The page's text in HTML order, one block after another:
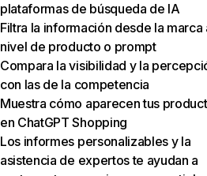
plataformas de búsqueda de IA
Filtra la información desde la marca
nivel de producto o prompt
Compara la visibilidad y la
con las de la competencia
Muestra cómo aparecen tus
en ChatGPT Shopping
Los informes personalizables y la
asistencia de expertos te ayudan a